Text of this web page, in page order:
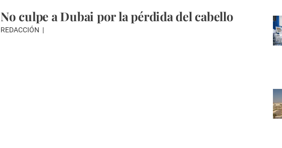
No culpe a Dubai por la pérdida del cabello
REDACCIÓN